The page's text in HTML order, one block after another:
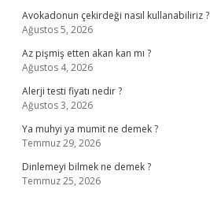
Avokadonun çekirdeği nasıl kullanabiliriz ?
Ağustos 5, 2026
Az pişmiş etten akan kan mı ?
Ağustos 4, 2026
Alerji testi fiyatı nedir ?
Ağustos 3, 2026
Ya muhyi ya mumit ne demek ?
Temmuz 29, 2026
Dinlemeyi bilmek ne demek ?
Temmuz 25, 2026